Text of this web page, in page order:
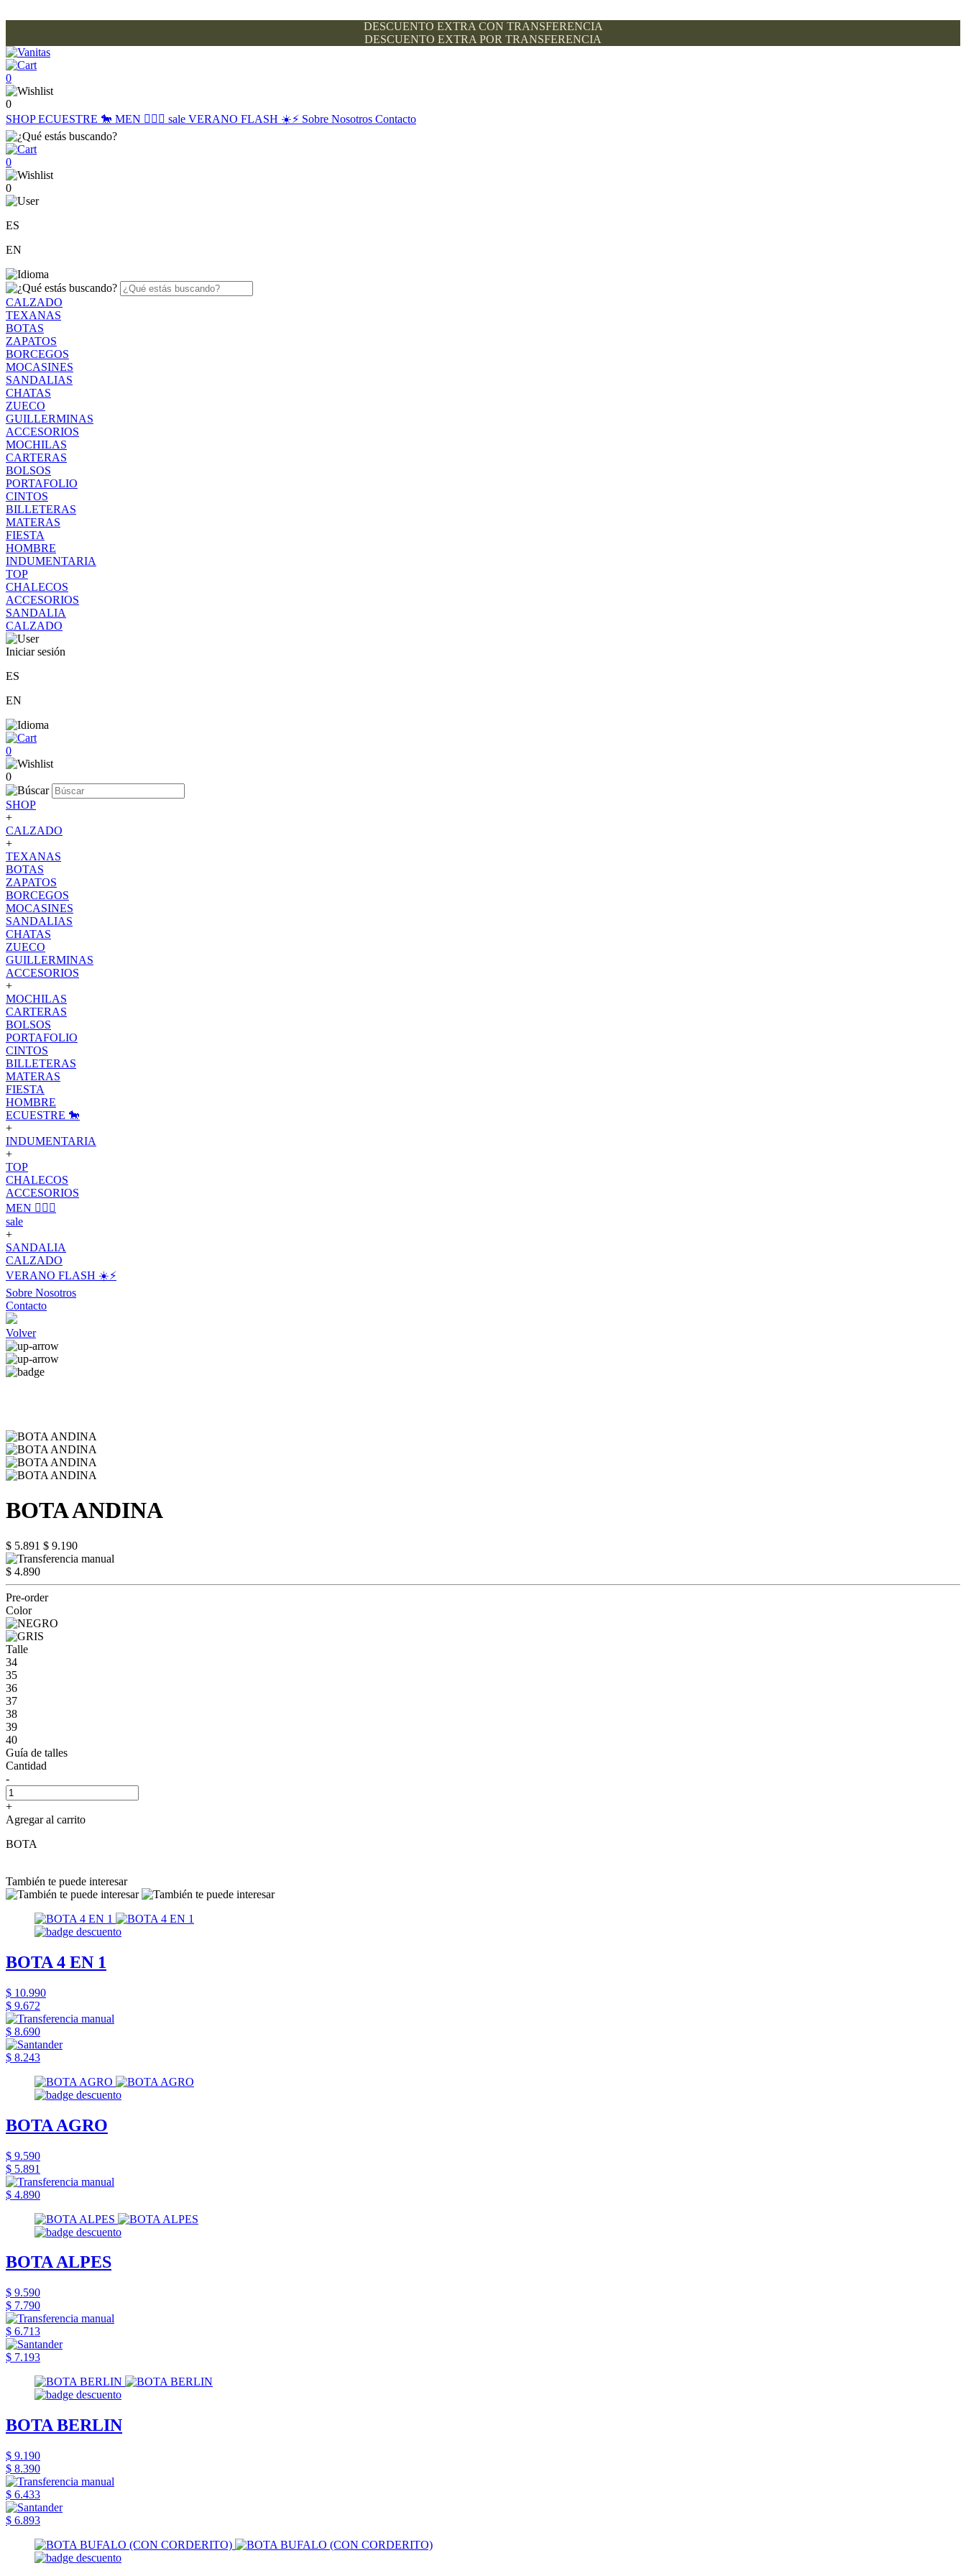
DESCUENTO EXTRA CON TRANSFERENCIA
DESCUENTO EXTRA POR TRANSFERENCIA
0
0
SHOPECUESTRE 🐎 MEN 🙋🏽‍♂️ sale VERANO FLASH ☀️⚡️ Sobre Nosotros Contacto
0
0
ES
EN
CALZADO
TEXANAS
BOTAS
ZAPATOS
BORCEGOS
MOCASINES
SANDALIAS
CHATAS
ZUECO
GUILLERMINAS
ACCESORIOS
MOCHILAS
CARTERAS
BOLSOS
PORTAFOLIO
CINTOS
BILLETERAS
MATERAS
FIESTA
HOMBRE
INDUMENTARIA
TOP
CHALECOS
ACCESORIOS
SANDALIA
CALZADO
Iniciar sesión
ES
EN
0
0
SHOP
+
CALZADO
+
TEXANAS
BOTAS
ZAPATOS
BORCEGOS
MOCASINES
SANDALIAS
CHATAS
ZUECO
GUILLERMINAS
ACCESORIOS
+
MOCHILAS
CARTERAS
BOLSOS
PORTAFOLIO
CINTOS
BILLETERAS
MATERAS
FIESTA
HOMBRE
ECUESTRE 🐎
+
INDUMENTARIA
+
TOP
CHALECOS
ACCESORIOS
MEN 🙋🏽‍♂️
sale
+
SANDALIA
CALZADO
VERANO FLASH ☀️⚡️
Sobre Nosotros
Contacto
Volver
BOTA ANDINA
$ 5.891 $ 9.190
$ 4.890
Pre-order
Color
Talle
34
35
36
37
38
39
40
Guía de talles
Cantidad
-
+
Agregar al carrito
BOTA
También te puede interesar
BOTA 4 EN 1
$ 10.990
$ 9.672
$ 8.690
$ 8.243
BOTA AGRO
$ 9.590
$ 5.891
$ 4.890
BOTA ALPES
$ 9.590
$ 7.790
$ 6.713
$ 7.193
BOTA BERLIN
$ 9.190
$ 8.390
$ 6.433
$ 6.893